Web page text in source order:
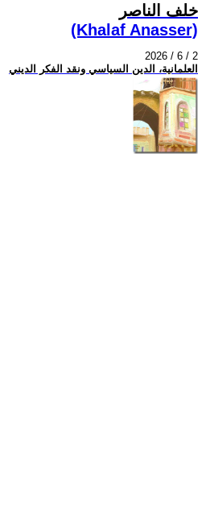
خلف الناصر
(Khalaf Anasser)
2026 / 6 / 2
العلمانية، الدين السياسي ونقد الفكر الديني